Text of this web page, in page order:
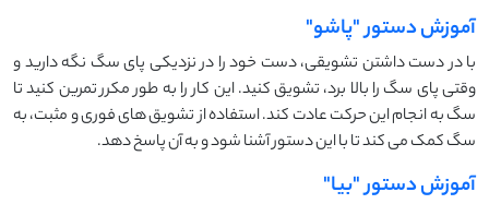
آموزش دستور "پاشو"
با در دست داشتن تشویقی، دست خود را در نزدیکی پای سگ نگه دارید و
وقتی پای سگ را بالا برد، تشویق کنید. این کار را به طور مکرر تمرین کنید تا
سگ به انجام این حرکت عادت کند. استفاده از تشویق ‌های فوری و مثبت، به
سگ کمک می ‌کند تا با این دستور آشنا شود و به آن پاسخ دهد.
آموزش دستور "بیا"